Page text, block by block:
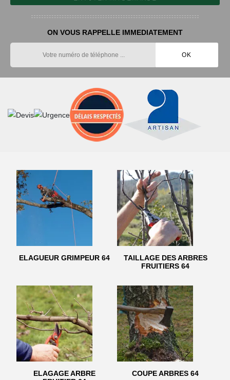
ON VOUS RAPPELLE IMMEDIATEMENT
ELAGUEUR GRIMPEUR 64
TAILLAGE DES ARBRES
FRUITIERS 64
ELAGAGE ARBRE
COUPE ARBRES 64